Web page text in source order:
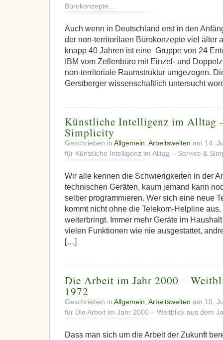
Bürokonzepte…
Auch wenn in Deutschland erst in den
der non-territorilaen Bürokonzepte viel älter
knapp 40 Jahren ist eine Gruppe von 24
IBM vom Zellenbüro mit Einzel- und
non-territoriale Raumstruktur umgezogen.
Gerstberger wissenschaftlich untersucht
Künstliche Intelligenz im Alltag
Simplicity
Geschrieben in Allgemein, Arbeitswelten am 14.
für Künstliche Intelligenz im Alltag – Service &
Wir alle kennen die Schwierigkeiten in der
technischen Geräten, kaum jemand kann
selber programmieren. Wer sich eine neue
kommt nicht ohne die Telekom-Helpline
weiterbringt. Immer mehr Geräte im
vielen Funktionen wie nie ausgestattet,
[…]
Die Arbeit im Jahr 2000 –
1972
Geschrieben in Allgemein Arbeitswelten am 10.
für Die Arbeit im Jahr 2000 – Weitblick aus dem
Dass man sich um die Arbeit der Zukunft